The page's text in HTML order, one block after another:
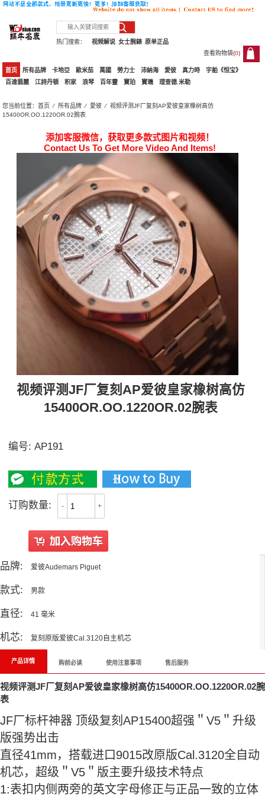
热门搜索： 原单正品
女士腕錶
视频解说
查看购物袋(0)
0
首页 所有品牌 卡地亞 歐米茄 萬國 勞力士 沛納海 愛彼 真力時
宇舶《恒宝》
百達翡麗
江詩丹頓 积家 浪琴 百年靈 寶珀 寶璣 理查德.米勒
您当前位置：首页 ⁄所有品牌 ⁄愛彼 ⁄ 视频评测JF厂复刻AP爱彼皇家橡树高仿
15400OR.OO.1220OR.02腕表
添加客服微信，获取更多款式图片和视频！
Contact Us To Get More Video And Items!
视频评测JF厂复刻AP爱彼皇家橡树高仿
15400OR.OO.1220OR.02腕表
编号:AP191
订购数量: - +
品牌: 爱彼Audemars Piguet
款式: 男款
直径: 41 毫米
机芯: 复刻原版爱彼Cal.3120自主机芯
产品详情 购前必读 使用注意事项 售后服务
视频评测JF厂复刻AP爱彼皇家橡树高仿15400OR.OO.1220OR.02腕
表
JF厂标杆神器 顶级复刻 AP15400超强＂V5＂升级
版强势出击
直径41mm，搭载进口9015改原版Cal.3120全自动
机芯，超级＂V5＂版主要升级技术特点
1:表扣内侧两旁的英文字母修正与正品一致的立体